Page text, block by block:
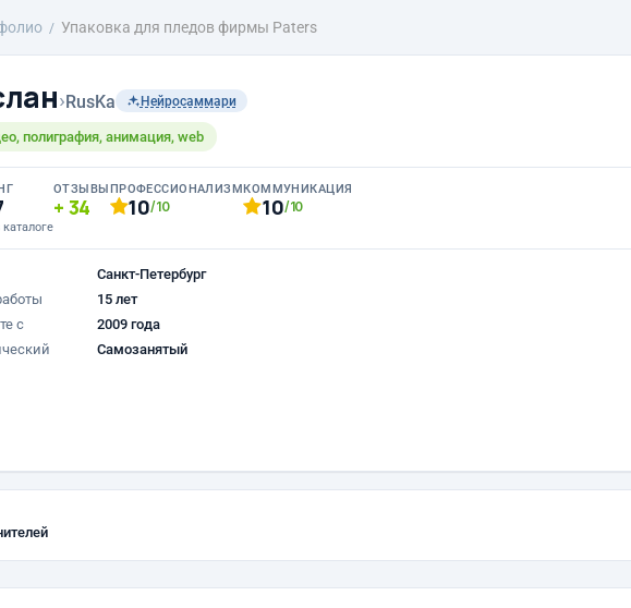
Упаковка для пледов фирмы Paters
›RusKa Нейросаммари
полиграфия, анимация, web
ОТЗЫВЫ
34
ПРОФЕССИОНАЛИЗМ
10/10
КОММУНИКАЦИЯ
10/10
Санкт-Петербург
15 лет
с
2009 года
Самозанятый